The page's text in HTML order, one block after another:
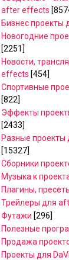
after effects
Бизнес
Новогодние
[2251]
Новости,
effects [454]
Спортивные
[822]
Эффекты
[2433]
Разные
[15327]
Сборники
Музыка к
Плагины,
Трейлеры для
Футажи [296]
Полезные
Продажа
Проекты для